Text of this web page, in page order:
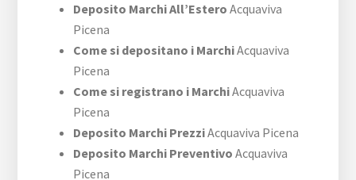
Deposito Marchi All’Estero Acquaviva
Picena
Come si depositano i MarchiAcquaviva
Picena
Come si registrano i MarchiAcquaviva
Picena
Deposito Marchi PrezziAcquaviva Picena
Deposito Marchi Preventivo Acquaviva
Picena